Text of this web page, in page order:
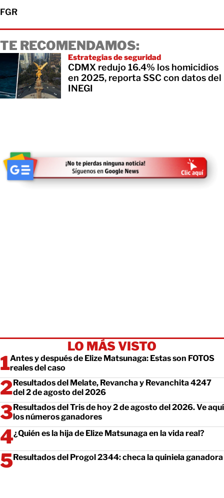
FGR
TE RECOMENDAMOS:
Estrategias de seguridad
CDMX redujo 16.4% los homicidios
en 2025, reporta SSC con datos del
INEGI
LO MÁS VISTO
Antes y después de Elize Matsunaga: Estas son FOTOS
reales del caso
Resultados del Melate, Revancha y Revanchita 4247
del 2 de agosto del 2026
Resultados del Tris de hoy 2 de agosto del 2026. Ve aquí
los números ganadores
¿Quién es la hija de Elize Matsunaga en la vida real?
Resultados del Progol 2344: checa la quiniela ganadora